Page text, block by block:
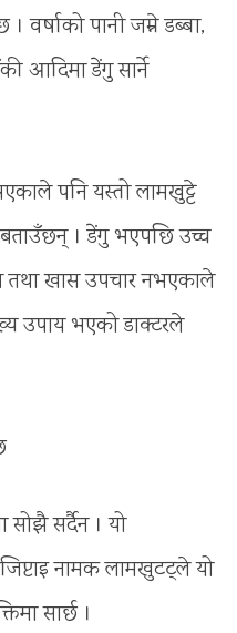
वर्षाको पानी जम्ने डब्बा,
आदिमा डेंगु सार्ने
पनि यस्तो लामखुट्टे
। डेंगु भएपछि उच्च
तथा खास उपचार नभएकाले
उपाय भएको डाक्टरले
सोझै सर्दैन । यो
नामक लामखुटट्ले यो
सार्छ ।